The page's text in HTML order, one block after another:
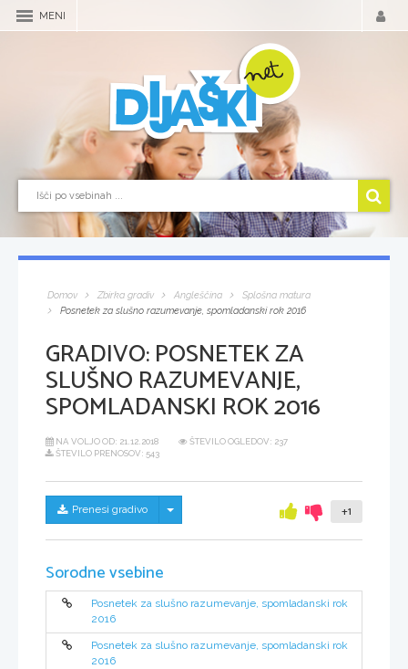
MENI
Domov Zbirka gradiv Angleščina
Splošna matura
Posnetek za slušno razumevanje, spomladanski rok 2016
GRADIVO:POSNETEK ZA
SLUŠNO RAZUMEVANJE,
SPOMLADANSKI ROK 2016
NA VOLJO OD: 21.12.2018
ŠTEVILO OGLEDOV: 237
ŠTEVILO PRENOSOV: 543
Prenesi gradivo Skrij/prikaži meni +1
Sorodne vsebine
Posnetek za slušno razumevanje, spomladanski rok
2016
Posnetek za slušno razumevanje, spomladanski rok
2016